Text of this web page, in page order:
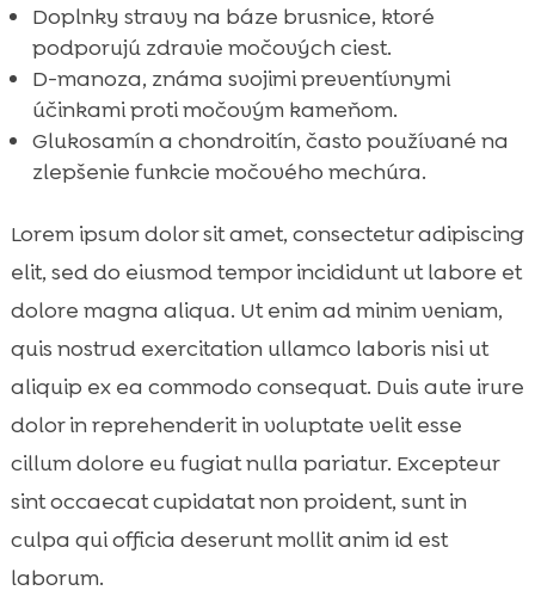
Doplnky stravy na báze brusnice, ktoré
podporujú zdravie močových ciest.
D-manoza, známa svojimi preventívnymi
účinkami proti močovým kameňom.
Glukosamín a chondroitín, často používané na
zlepšenie funkcie močového mechúra.
Lorem ipsum dolor sit amet, consectetur adipiscing
elit, sed do eiusmod tempor incididunt ut labore et
dolore magna aliqua. Ut enim ad minim veniam,
quis nostrud exercitation ullamco laboris nisi ut
aliquip ex ea commodo consequat. Duis aute irure
dolor in reprehenderit in voluptate velit esse
cillum dolore eu fugiat nulla pariatur. Excepteur
sint occaecat cupidatat non proident, sunt in
culpa qui officia deserunt mollit anim id est
laborum.